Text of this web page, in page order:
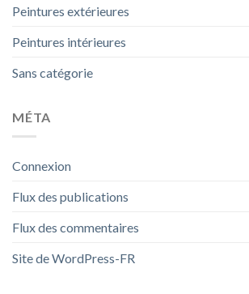
Peintures extérieures
Peintures intérieures
Sans catégorie
MÉTA
Connexion
Flux des publications
Flux des commentaires
Site de WordPress-FR